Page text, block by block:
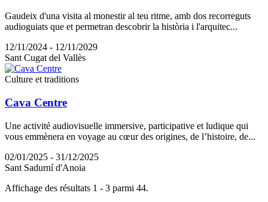
Gaudeix d'una visita al monestir al teu ritme, amb dos recorreguts
audioguiats que et permetran descobrir la història i l'arquitec...
12/11/2024 - 12/11/2029
Sant Cugat del Vallès
Culture et traditions
Cava Centre
Une activité audiovisuelle immersive, participative et ludique qui
vous emmènera en voyage au cœur des origines, de l’histoire, de...
02/01/2025 - 31/12/2025
Sant Sadurní d'Anoia
Affichage des résultats 1 - 3 parmi 44.